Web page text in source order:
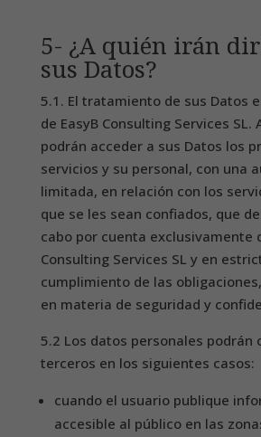
5- ¿A quién irán
sus Datos?
5.1. El tratamiento de sus Datos
de EasyB Consulting Services SL.
podrán acceder a sus Datos los
servicios y su personal, con una
limitada, en relación con los
que se les sean confiados, que
cabo por cuenta exclusivamente
Consulting Services SL y en
cumplimiento de las
en materia de seguridad y
5.2 Los datos personales podrán
terceros en los siguientes casos:
cuando el usuario publique
accesible al público en las